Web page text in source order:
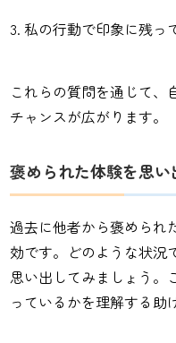
私の行動で印象に残っ
これらの質問を通じて、
チャンスが広がります。
褒められた体験を思い
過去に他者から褒められ
効です。どのような状況
思い出してみましょう。
っているかを理解する助